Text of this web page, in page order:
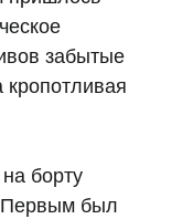
забытые
борту
Первым был